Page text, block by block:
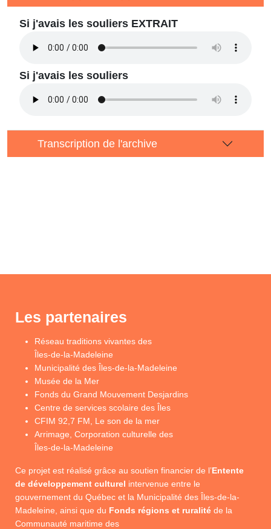
Si j'avais les souliers EXTRAIT
Si j'avais les souliers
Transcription de l'archive
Les partenaires
Réseau traditions vivantes des
Îles-de-la-Madeleine
Municipalité des Îles-de-la-Madeleine
Musée de la Mer
Fonds du Grand Mouvement Desjardins
Centre de services scolaire des Îles
CFIM 92,7 FM, Le son de la mer
Arrimage, Corporation culturelle des
Îles-de-la-Madeleine
Ce projet est réalisé grâce au soutien financier de l’Entente
de développement culturel intervenue entre le
gouvernement du Québec et la Municipalité des Îles-de-la-
Madeleine, ainsi que du Fonds régions et ruralité de la
Communauté maritime des